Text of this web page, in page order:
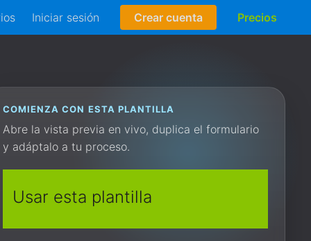
Iniciar sesión Crear cuenta Precios
COMIENZA CON ESTA PLANTILLA
Abre la vista previa en vivo, duplica el formulario
y adáptalo a tu proceso.
Usar esta plantilla